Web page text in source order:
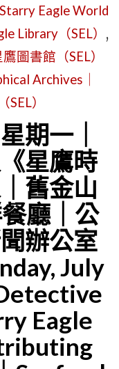
｜
TUESDAY,
MARCH
3,
–
TUESDAY,
MARCH
17,
2026"
薯
條、
披
薩、
果
偵
探
團
加
入
《星
鷹
時
報》
特
約
Eagle World
Library（SEL） ,
圖書館（SEL）
Archives｜
）
期一｜
星鷹時
舊金山
廳｜公
辦公室
July
Eagle